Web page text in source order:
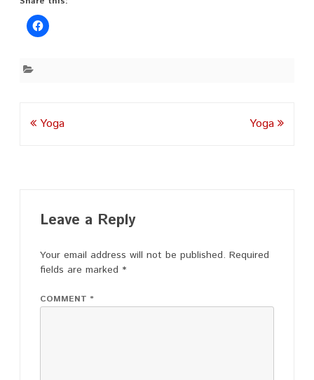
Post
Yoga Yoga
Leave a Reply
Your email address will not be published. Required
fields are marked *
COMMENT *